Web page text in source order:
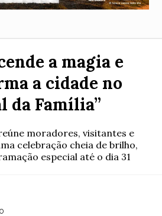
a magia e
a cidade no
da Família”
moradores, visitantes e
celebração cheia de brilho,
especial até o dia 31